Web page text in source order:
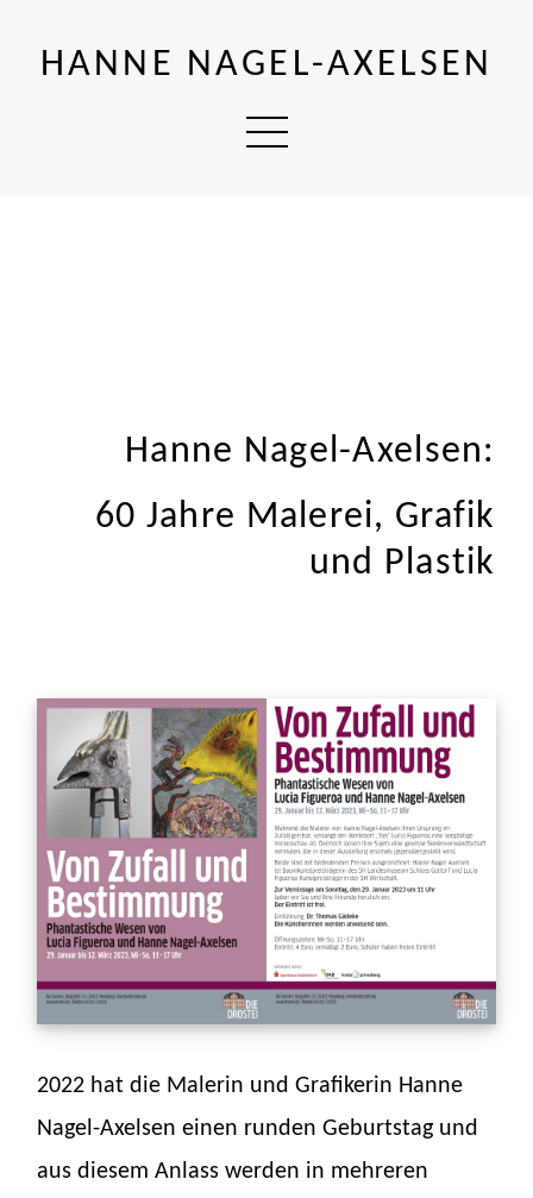
HANNE NAGEL-AXELSEN
Hanne Nagel-Axelsen:
60 Jahre Malerei, Grafik
und Plastik
2022 hat die Malerin und Grafikerin Hanne
Nagel-Axelsen einen runden Geburtstag und
aus diesem Anlass werden in mehreren